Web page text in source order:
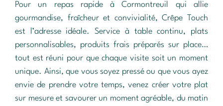
Pour un repas rapide à Cormontreuil qui allie
gourmandise, fraîcheur et convivialité, Crêpe Touch
est l’adresse idéale. Service à table continu, plats
personnalisables, produits frais préparés sur place…
tout est réuni pour que chaque visite soit un moment
unique. Ainsi, que vous soyez pressé ou que vous ayez
envie de prendre votre temps, venez créer votre plat
sur mesure et savourer un moment agréable, du matin